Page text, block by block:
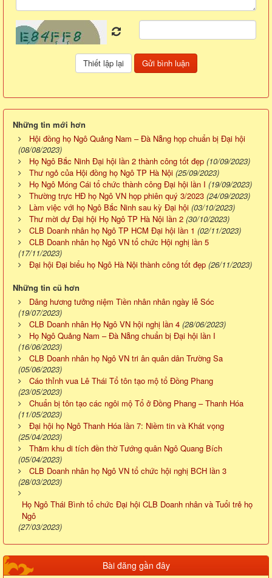
Những tin mới hơn
Hội đồng họ Ngô Quảng Nam – Đà Nẵng họp chuẩn bị Đại hội
(08/08/2023)
Họ Ngô Bắc Ninh Đại hội lần 2 thành công tốt đẹp (10/09/2023)
Thư ngỏ của Hội đồng họ Ngô TP Hà Nội (25/09/2023)
Họ Ngô Móng Cái tổ chức thành công Đại hội lần I (19/09/2023)
Thường trực HĐ họ Ngô VN họp phiên quý 3/2023 (24/09/2023)
Làm việc với họ Ngô Bắc Ninh sau kỳ Đại hội (03/10/2023)
Thư mời dự Đại hội Họ Ngô TP Hà Nội lần 2 (30/10/2023)
CLB Doanh nhân họ Ngô TP HCM Đại hội lần 1 (02/11/2023)
CLB Doanh nhân họ Ngô VN tổ chức Hội nghị lần 5
(17/11/2023)
Đại hội Đại biểu họ Ngô Hà Nội thành công tốt đẹp (26/11/2023)
Những tin cũ hơn
Dâng hương tưởng niệm Tiền nhân nhân ngày lễ Sóc
(19/07/2023)
CLB Doanh nhân Họ Ngô VN hội nghị lần 4 (28/06/2023)
Họ Ngô Quảng Nam – Đà Nẵng chuẩn bị Đại hội lần I
(16/06/2023)
CLB Doanh nhân họ Ngô VN tri ân quân dân Trường Sa
(05/06/2023)
Cáo thỉnh vua Lê Thái Tổ tôn tạo mộ tổ Đồng Phang
(23/05/2023)
Chuẩn bị tôn tạo các ngôi mộ Tổ ở Đồng Phang – Thanh Hóa
(11/05/2023)
Đại hội họ Ngô Thanh Hóa lần 7: Niềm tin và Khát vọng
(25/04/2023)
Thăm khu di tích đền thờ Tướng quân Ngô Quang Bích
(05/04/2023)
CLB Doanh nhân họ Ngô VN tổ chức hội nghị BCH lần 3
(28/03/2023)
Họ Ngô Thái Bình tổ chức Đại hội CLB Doanh nhân và Tuổi trẻ họ
Ngô
(27/03/2023)
Bài đăng gần đây